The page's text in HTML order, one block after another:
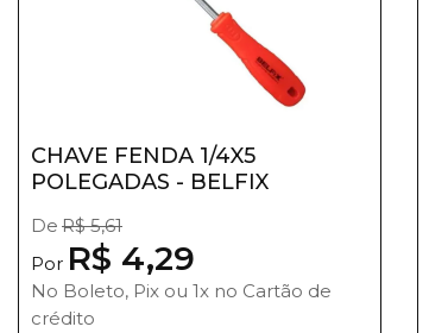
CHAVE FENDA 1/4X5
POLEGADAS - BELFIX
De R$ 5,61
Por R$ 4,29
No Boleto, Pix ou 1x no Cartão de
crédito